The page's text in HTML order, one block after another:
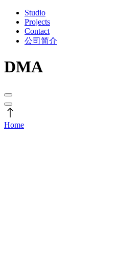
Studio
Projects
Contact
公司简介
DMA
Home